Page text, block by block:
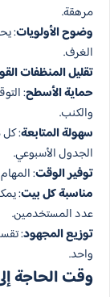
مرهقة.
وضوح الأولويات:
الغرف.
تقليل المنظفات
حماية الأسطح:
والكنب.
سهولة المتابعة: كل
الجدول الأسبوعي.
توفير الوقت:
مناسبة كل بيت:
عدد المستخدمين.
توزيع المجهود:
واحد.
وقت الحاجة